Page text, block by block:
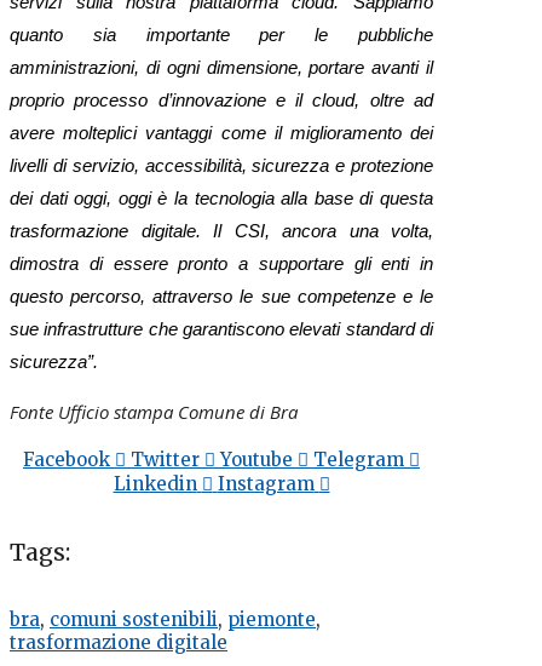
quanto sia importante per le pubbliche
amministrazioni, di ogni dimensione, portare avanti il
proprio processo d’innovazione e il cloud, oltre ad
avere molteplici vantaggi come il miglioramento dei
livelli di servizio, accessibilità, sicurezza e protezione
dei dati oggi, oggi è la tecnologia alla base di questa
trasformazione digitale. Il CSI, ancora una volta,
dimostra di essere pronto a supportare gli enti in
questo percorso, attraverso le sue competenze e le
sue infrastrutture che garantiscono elevati standard di
sicurezza”.
Fonte Ufficio stampa Comune di Bra
Facebook Twitter Youtube
Telegram
Linkedin
Instagram
Tags:
bra, comuni sostenibili, piemonte,
trasformazione digitale